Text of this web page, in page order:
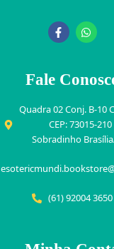
Fale
Quadra 02 Conj. B-10
CEP: 73015-210
Sobradinho
(61) 92004 3650